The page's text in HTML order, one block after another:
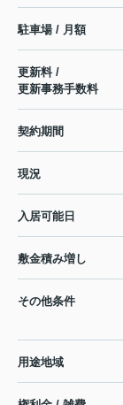
駐車場 / 月額
更新料 /
更新事務手数料
契約期間
現況
入居可能日
敷金積み増し
その他条件
用途地域